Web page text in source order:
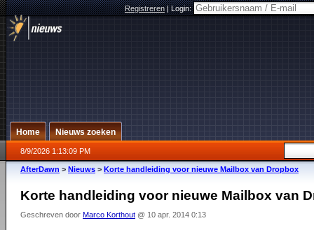
Registreren|Login:
Home Nieuws zoeken
8/9/2026 1:13:09 PM
AfterDawn > Nieuws > Korte handleiding voor nieuwe Mailbox van Dropbox
Korte handleiding voor nieuwe Mailbox van
Geschreven door Marco Korthout @ 10 apr. 2014 0:13